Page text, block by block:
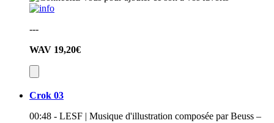
---
WAV 19,20€
Crok 03
00:48 - LESF | Musique d'illustration composée par Beuss –